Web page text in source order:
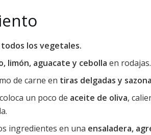
todos los vegetales.
limón, aguacate y cebolla en rodajas.
de carne en tiras delgadas y
un poco de aceite de oliva,
ingredientes en una ensaladera,